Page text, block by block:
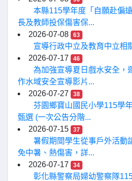
本縣115學年度「自願赴偏
長及教師投保傷害保...
2026-07-08
63
宣導行政中立及教育中立相
2026-07-17
46
為加強宣導夏日戲水安全，
作水域安全宣導影片...
2026-07-27
38
芬園鄉寶山國民小學115學
甄選 (一次公告分階...
2026-07-15
37
暑假期間學生從事戶外活動
免中暑、熱傷害，詳...
2026-07-17
34
彰化縣警察局婦幼警察隊